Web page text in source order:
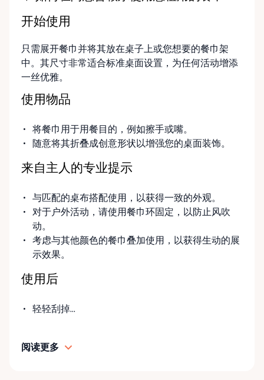
friendly local service to help make your event run
exactly what you’re looking for on our site, just
send us a message. We’re always happy to source
additional items or help you find the right solution
for your event. Local. Flexible. Reliable. That’s
Ottawa Valley Event Rentals — helping make special
moments even better across the Ottawa Valley.
开始使用
只需展开餐巾并将其放在桌子上或您想要的餐巾架
中。其尺寸非常适合标准桌面设置，为任何活动增添
一丝优雅。
使用物品
将餐巾用于用餐目的，例如擦手或嘴。
随意将其折叠成创意形状以增强您的桌面装饰。
来自主人的专业提示
与匹配的桌布搭配使用，以获得一致的外观。
对于户外活动，请使用餐巾环固定，以防止风吹
动。
考虑与其他颜色的餐巾叠加使用，以获得生动的展
示效果。
使用后
轻轻刮掉...
阅读更多